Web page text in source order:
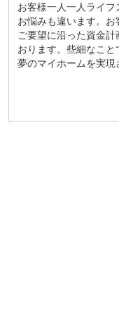
お客様一人一人ライ
お悩みも違います。
ご要望に沿った資金
おります。些細なこ
夢のマイホームを実現